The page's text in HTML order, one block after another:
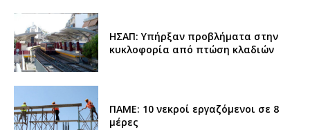
ΗΣΑΠ: Υπήρξαν προβλήματα στην
κυκλοφορία από πτώση κλαδιών
ΠΑΜΕ: 10 νεκροί εργαζόμενοι σε 8
μέρες